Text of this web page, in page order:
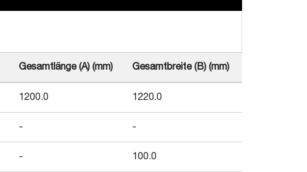
Gesamtlänge (A) (mm) Gesamtbreite (B) (mm)
1200.0 1220.0
- -
- 100.0